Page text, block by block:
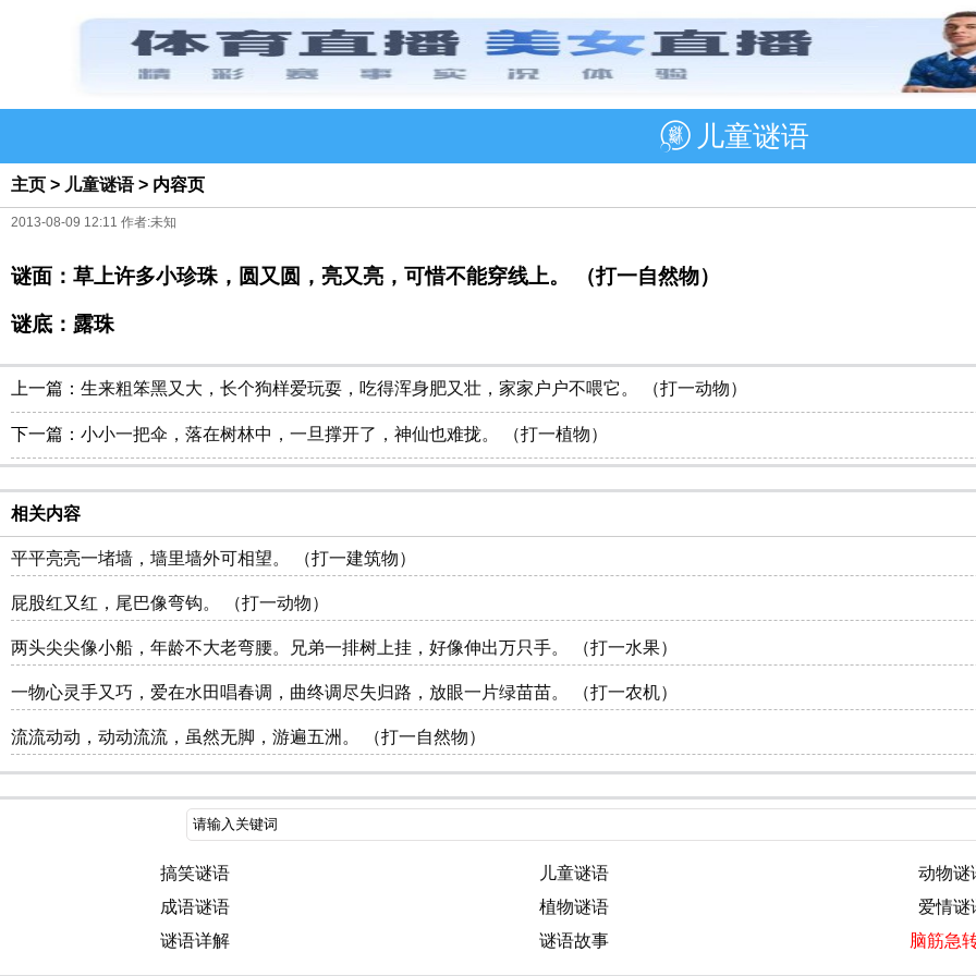
儿童谜语
主页 > 儿童谜语> 内容页
2013-08-09 12:11 作者:未知
谜面：草上许多小珍珠，圆又圆，亮又亮，可惜不能穿线上。 （打一自然物）
谜底：露珠
上一篇： 生来粗笨黑又大，长个狗样爱玩耍，吃得浑身肥又壮，家家户户不喂它。 （打一动物）
下一篇： 小小一把伞，落在树林中，一旦撑开了，神仙也难拢。 （打一植物）
相关内容
平平亮亮一堵墙，墙里墙外可相望。 （打一建筑物）
屁股红又红，尾巴像弯钩。 （打一动物）
两头尖尖像小船，年龄不大老弯腰。兄弟一排树上挂，好像伸出万只手。 （打一水果）
一物心灵手又巧，爱在水田唱春调，曲终调尽失归路，放眼一片绿苗苗。 （打一农机）
流流动动，动动流流，虽然无脚，游遍五洲。 （打一自然物）
搞笑谜语 儿童谜语
动物谜
成语谜语
植物谜语
爱情谜
谜语详解
谜语故事 脑筋急